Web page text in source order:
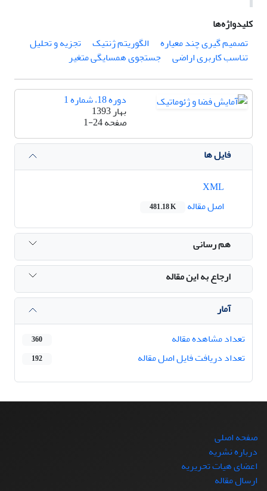
کلیدواژه‌ها
تصمیم گیری چند معیاره
الگوریتم ژنتیک
تجزیه و تحلیل
تناسب کاربری اراضی
جستجوی همسایگی متغیر
دوره 18، شماره 1
بهار 1393
صفحه1-24
فایل ها
اصل مقاله
481.18 K
هم رسانی
ارجاع به این مقاله
آمار
تعداد مشاهده مقاله
360
تعداد دریافت فایل اصل مقاله 192
صفحه اصلی
درباره نشریه
اعضای هیات تحریریه
ارسال مقاله